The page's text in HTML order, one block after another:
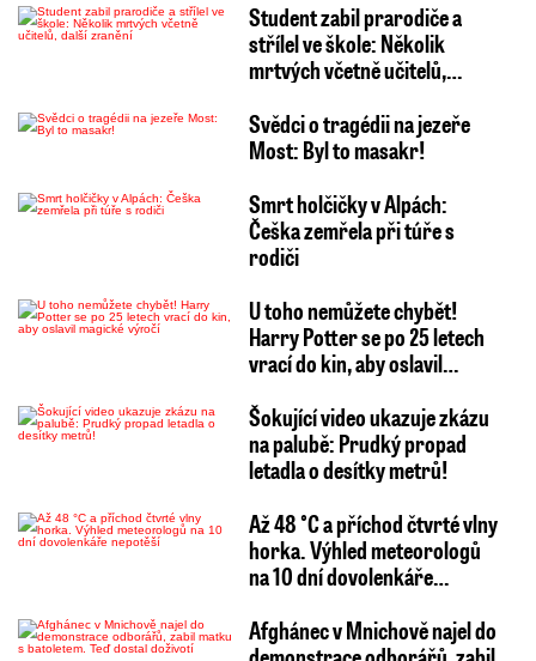
Student zabil prarodiče a
střílel ve škole: Několik
mrtvých včetně učitelů,…
Svědci o tragédii na jezeře
Most: Byl to masakr!
Smrt holčičky v Alpách:
Češka zemřela při túře s
rodiči
U toho nemůžete chybět!
Harry Potter se po 25 letech
vrací do kin, aby oslavil…
Šokující video ukazuje zkázu
na palubě: Prudký propad
letadla o desítky metrů!
Až 48 °C a příchod čtvrté vlny
horka. Výhled meteorologů
na 10 dní dovolenkáře…
Afghánec v Mnichově najel do